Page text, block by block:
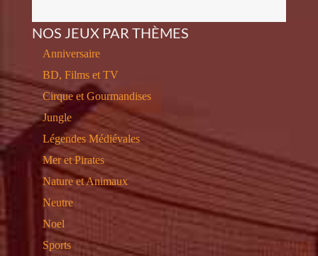
NOS JEUX PAR THÈMES
Anniversaire
BD, Films et TV
Cirque et Gourmandises
Jungle
Légendes Médiévales
Mer et Pirates
Nature et Animaux
Neutre
Noel
Sports